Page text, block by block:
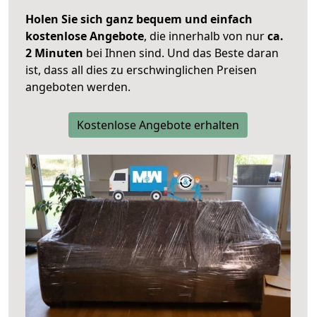
Holen Sie sich ganz bequem und einfach
kostenlose Angebote, die innerhalb von nurca.
2 Minuten bei Ihnen sind. Und das Beste daran
ist, dass all dies zu erschwinglichen Preisen
angeboten werden.
Kostenlose Angebote erhalten